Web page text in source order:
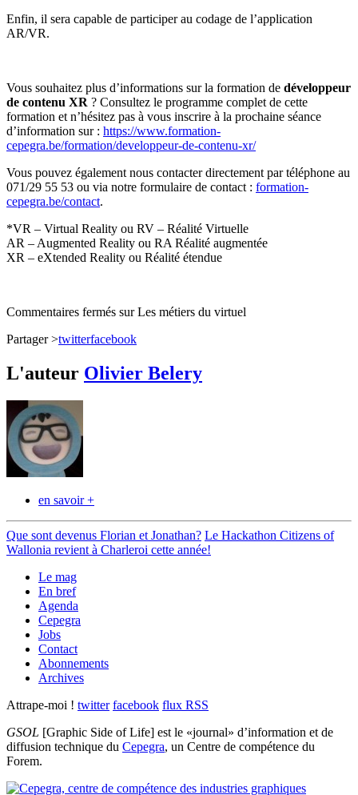
Enfin, il sera capable de participer au codage de l’application
AR/VR.
Vous souhaitez plus d’informations sur la formation de développeur
de contenu XR ? Consultez le programme complet de cette
formation et n’hésitez pas à vous inscrire à la prochaine séance
d’information sur : https://www.formation-
cepegra.be/formation/developpeur-de-contenu-xr/
Vous pouvez également nous contacter directement par téléphone au
071/29 55 53 ou via notre formulaire de contact : formation-
cepegra.be/contact.
*VR – Virtual Reality ou RV – Réalité Virtuelle
AR – Augmented Reality ou RA Réalité augmentée
XR – eXtended Reality ou Réalité étendue
Commentaires fermés sur Les métiers du virtuel
Partager >twitterfacebook
L'auteur Olivier Belery
en savoir +
Que sont devenus Florian et Jonathan? Le Hackathon Citizens of
Wallonia revient à Charleroi cette année!
Le mag
En bref
Agenda
Cepegra
Jobs
Contact
Abonnements
Archives
Attrape-moi ! twitter facebook flux RSS
GSOL [Graphic Side of Life] est le «journal» d’information et de
diffusion technique du Cepegra, un Centre de compétence du
Forem.